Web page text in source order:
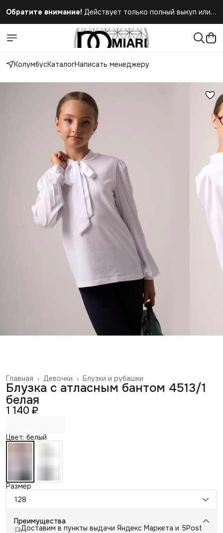
Обратите внимание! Действует только полный выкуп или
КолумбусКаталогНаписать менеджеру
Блузки и рубашки
Девочки ›
Главная ›
Блузка с атласным бантом 4513/1
белая
1 140 ₽
Цвет: белый
Размер
128
Преимущества
Доставим в пункты выдачи Яндекс Маркета и 5Post